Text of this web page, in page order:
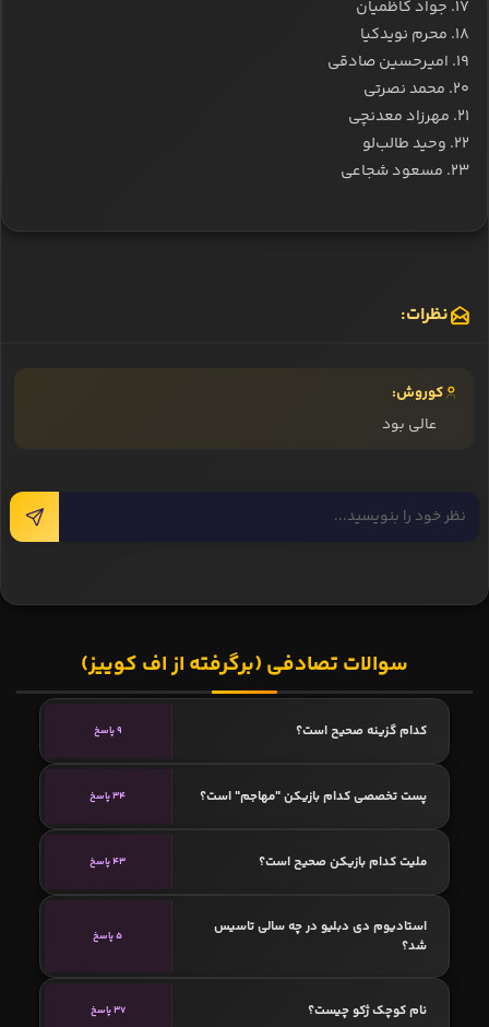
۱۷. جواد کاظمیان
۱۸. محرم نویدکیا
۱۹. امیرحسین صادقی
۲۰. محمد نصرتی
۲۱. مهرزاد معدنچی
۲۲. وحید طالب‌لو
۲۳. مسعود شجاعی
نظرات:
کوروش:
عالی بود
سوالات تصادفی (برگرفته از اف کوییز)
کدام گزینه صحیح است؟ 9 پاسخ
پست تخصصی کدام بازیکن "مهاجم" است؟ 34 پاسخ
ملیت کدام بازیکن صحیح است؟ 43 پاسخ
استادیوم دی دبلیو در چه سالی تاسیس
شد؟
5 پاسخ
نام کوچک ژکو چیست؟ 37 پاسخ